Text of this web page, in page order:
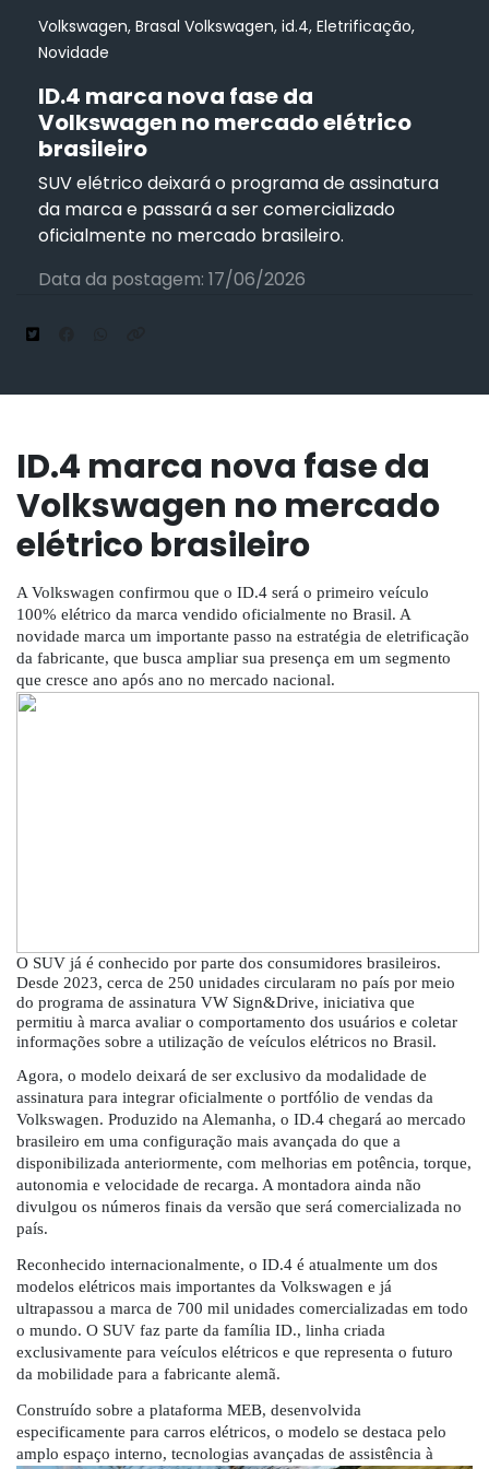
Volkswagen, Brasal Volkswagen, id.4, Eletrificação,
Novidade
ID.4 marca nova fase da
Volkswagen no mercado elétrico
brasileiro
SUV elétrico deixará o programa de assinatura
da marca e passará a ser comercializado
oficialmente no mercado brasileiro.
Data da postagem: 17/06/2026
ID.4 marca nova fase da
Volkswagen no mercado
elétrico brasileiro
A Volkswagen confirmou que o ID.4 será o primeiro veículo
100% elétrico da marca vendido oficialmente no Brasil. A
novidade marca um importante passo na estratégia de eletrificação
da fabricante, que busca ampliar sua presença em um segmento
que cresce ano após ano no mercado nacional.
O SUV já é conhecido por parte dos consumidores brasileiros.
Desde 2023, cerca de 250 unidades circularam no país por meio
do programa de assinatura VW Sign&Drive, iniciativa que
permitiu à marca avaliar o comportamento dos usuários e coletar
informações sobre a utilização de veículos elétricos no Brasil.
Agora, o modelo deixará de ser exclusivo da modalidade de
assinatura para integrar oficialmente o portfólio de vendas da
Volkswagen. Produzido na Alemanha, o ID.4 chegará ao mercado
brasileiro em uma configuração mais avançada do que a
disponibilizada anteriormente, com melhorias em potência, torque,
autonomia e velocidade de recarga. A montadora ainda não
divulgou os números finais da versão que será comercializada no
país.
Reconhecido internacionalmente, o ID.4 é atualmente um dos
modelos elétricos mais importantes da Volkswagen e já
ultrapassou a marca de 700 mil unidades comercializadas em todo
o mundo. O SUV faz parte da família ID., linha criada
exclusivamente para veículos elétricos e que representa o futuro
da mobilidade para a fabricante alemã.
Construído sobre a plataforma MEB, desenvolvida
especificamente para carros elétricos, o modelo se destaca pelo
amplo espaço interno, tecnologias avançadas de assistência à